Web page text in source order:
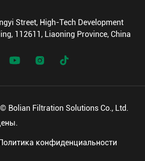
Street, High-Tech Development
112611, Liaoning Province, China
  
Bolian Filtration Solutions Co., Ltd.
конфиденциальности